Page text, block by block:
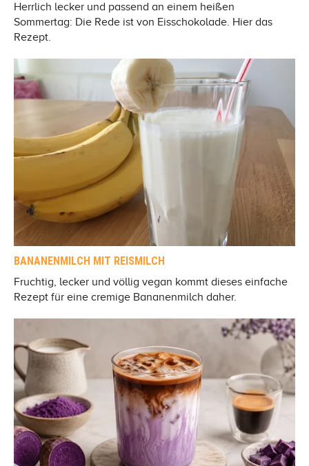
Herrlich lecker und passend an einem heißen
Sommertag: Die Rede ist von Eisschokolade. Hier das
Rezept.
BANANENMILCH MIT REISMILCH
Fruchtig, lecker und völlig vegan kommt dieses einfache
Rezept für eine cremige Bananenmilch daher.